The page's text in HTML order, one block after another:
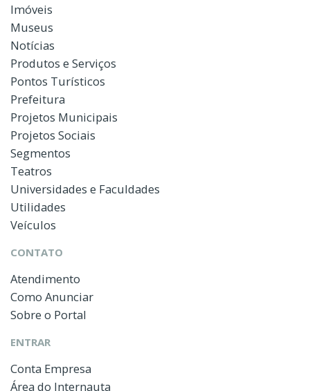
Imóveis
Museus
Notícias
Produtos e Serviços
Pontos Turísticos
Prefeitura
Projetos Municipais
Projetos Sociais
Segmentos
Teatros
Universidades e Faculdades
Utilidades
Veículos
CONTATO
Atendimento
Como Anunciar
Sobre o Portal
ENTRAR
Conta Empresa
Área do Internauta